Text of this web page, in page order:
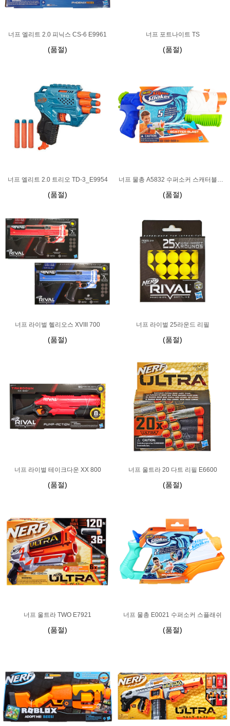
너프 엘리트 2.0 피닉스 CS-6 E9961
(품절)
너프 포트나이트 TS
(품절)
너프 엘리트 2.0 트리오 TD-3_E9954
(품절)
너프 물총 A5832 수퍼소커 스캐터블라스트
(품절)
너프 라이벌 헬리오스 XVIII 700
(품절)
너프 라이벌 25라운드 리필
(품절)
너프 라이벌 테이크다운 XX 800
(품절)
너프 울트라 20 다트 리필 E6600
(품절)
너프 울트라 TWO E7921
(품절)
너프 물총 E0021 수퍼소커 스플래쉬
(품절)